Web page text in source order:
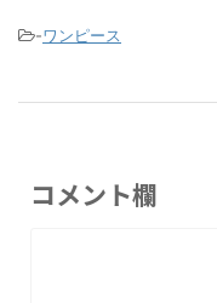
-ワンピース
コメント欄